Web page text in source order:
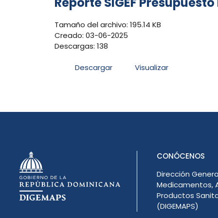
Tamaño del archivo: 195.14 KB
Creado: 03-06-2025
Descargas: 138
Descargar Visualizar
CONÓCENOS
Dirección
Medicamentos,
Productos
(DIGEMAPS)